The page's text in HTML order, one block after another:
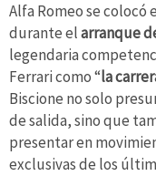
Alfa Romeo se
durante elarranque
legendaria
Ferrari como “la
Biscione no solo
de salida, sino que
presentar en
exclusivas de los